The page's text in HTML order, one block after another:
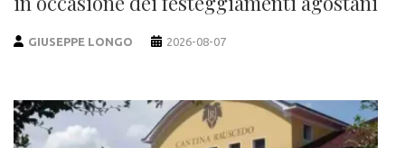
GIUSEPPE LONGO 2026-08-07